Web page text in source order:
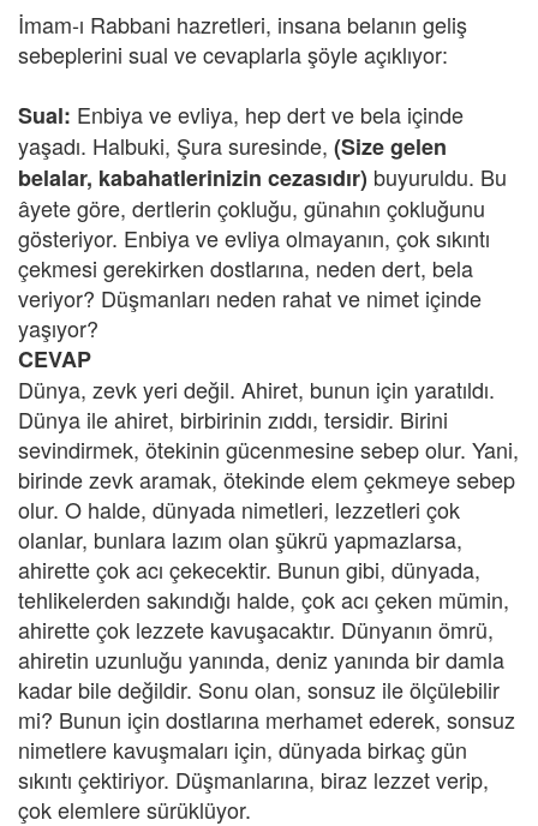
İmam-ı Rabbani hazretleri, insana belanın geliş
sebeplerini sual ve cevaplarla şöyle açıklıyor:
Sual: Enbiya ve evliya, hep dert ve bela içinde
yaşadı. Halbuki, Şura suresinde, (Size gelen
belalar, kabahatlerinizin cezasıdır) buyuruldu. Bu
âyete göre, dertlerin çokluğu, günahın çokluğunu
gösteriyor. Enbiya ve evliya olmayanın, çok sıkıntı
çekmesi gerekirken dostlarına, neden dert, bela
veriyor? Düşmanları neden rahat ve nimet içinde
yaşıyor?
CEVAP
Dünya, zevk yeri değil. Ahiret, bunun için yaratıldı.
Dünya ile ahiret, birbirinin zıddı, tersidir. Birini
sevindirmek, ötekinin gücenmesine sebep olur. Yani,
birinde zevk aramak, ötekinde elem çekmeye sebep
olur. O halde, dünyada nimetleri, lezzetleri çok
olanlar, bunlara lazım olan şükrü yapmazlarsa,
ahirette çok acı çekecektir. Bunun gibi, dünyada,
tehlikelerden sakındığı halde, çok acı çeken mümin,
ahirette çok lezzete kavuşacaktır. Dünyanın ömrü,
ahiretin uzunluğu yanında, deniz yanında bir damla
kadar bile değildir. Sonu olan, sonsuz ile ölçülebilir
mi? Bunun için dostlarına merhamet ederek, sonsuz
nimetlere kavuşmaları için, dünyada birkaç gün
sıkıntı çektiriyor. Düşmanlarına, biraz lezzet verip,
çok elemlere sürüklüyor.